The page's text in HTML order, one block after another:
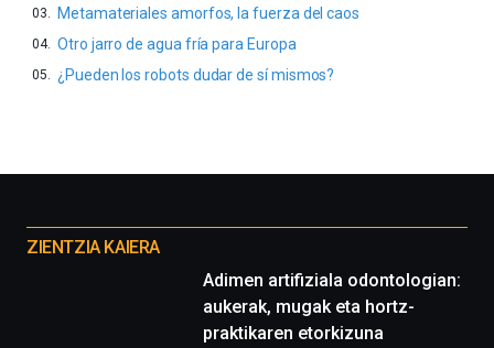
Metamateriales amorfos, la fuerza del caos
Otro jarro de agua fría para Europa
¿Pueden los robots dudar de sí mismos?
proyectos
ZIENTZIA KAIERA
Adimen artifiziala odontologian:
aukerak, mugak eta hortz-
praktikaren etorkizuna